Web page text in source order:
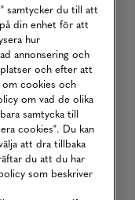
samtycker du till att
din enhet för att
hur
annonsering och
och efter att
om cookies och
om vad de olika
samtycka till
cookies". Du kan
att dra tillbaka
du att du har
som beskriver